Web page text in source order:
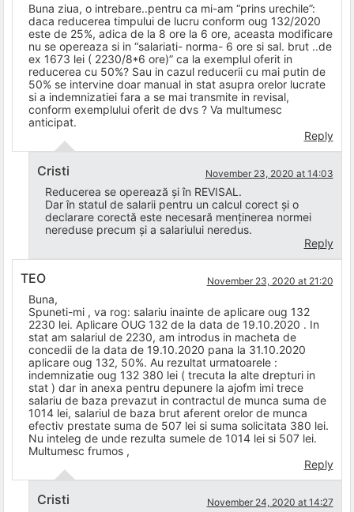
Buna ziua, o intrebare..pentru ca mi-am “prins urechile”:
daca reducerea timpului de lucru conform oug 132/2020
este de 25%, adica de la 8 ore la 6 ore, aceasta modificare
nu se opereaza si in “salariati- norma- 6 ore si sal. brut ..de
ex 1673 lei ( 2230/8*6 ore)” ca la exemplul oferit in
reducerea cu 50%? Sau in cazul reducerii cu mai putin de
50% se intervine doar manual in stat asupra orelor lucrate
si a indemnizatiei fara a se mai transmite in revisal,
conform exemplului oferit de dvs ? Va multumesc
anticipat.
Reply
Cristi November 23, 2020 at 14:03
Reducerea se operează și în REVISAL.
Dar în statul de salarii pentru un calcul corect și o
declarare corectă este necesară menținerea normei
nereduse precum și a salariului neredus.
Reply
TEO November 23, 2020 at 21:20
Buna,
Spuneti-mi , va rog: salariu inainte de aplicare oug 132
2230 lei. Aplicare OUG 132 de la data de 19.10.2020 . In
stat am salariul de 2230, am introdus in macheta de
concedii de la data de 19.10.2020 pana la 31.10.2020
aplicare oug 132, 50%. Au rezultat urmatoarele :
indemnizatie oug 132 380 lei ( trecuta la alte drepturi in
stat ) dar in anexa pentru depunere la ajofm imi trece
salariu de baza prevazut in contractul de munca suma de
1014 lei, salariul de baza brut aferent orelor de munca
efectiv prestate suma de 507 lei si suma solicitata 380 lei.
Nu inteleg de unde rezulta sumele de 1014 lei si 507 lei.
Multumesc frumos ,
Reply
Cristi November 24, 2020 at 14:27